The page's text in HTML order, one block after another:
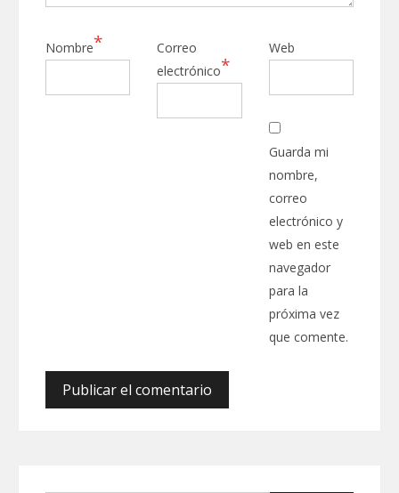
Nombre*
Correo
electrónico*
Web
Guarda mi
nombre,
correo
electrónico y
web en este
navegador
para la
próxima vez
que comente.